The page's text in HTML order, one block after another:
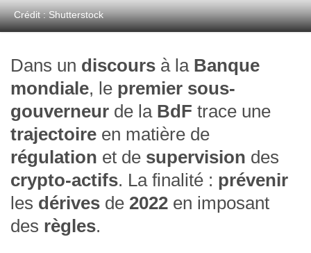
Crédit : Shutterstock
Dans un discours à la Banque
mondiale, le premier sous-
gouverneur de la BdF trace une
trajectoire en matière de
régulation et de supervision des
crypto-actifs. La finalité : prévenir
les dérives de 2022 en imposant
des règles.